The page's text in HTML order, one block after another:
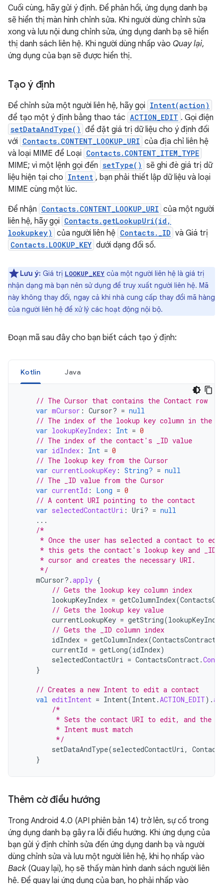
Cuối cùng, hãy gửi ý định. Để phản hồi, ứng dụng danh bạ
sẽ hiển thị màn hình chỉnh sửa. Khi người dùng chỉnh sửa
xong và lưu nội dung chỉnh sửa, ứng dụng danh bạ sẽ hiển
thị danh sách liên hệ. Khi người dùng nhấp vào Quay lại,
ứng dụng của bạn sẽ được hiển thị.
Tạo ý định
Để chỉnh sửa một người liên hệ, hãy gọi Intent(action)
để tạo một ý định bằng thao tác ACTION_EDIT . Gọi điện
setDataAndType() để đặt giá trị dữ liệu cho ý định đối
với Contacts.CONTENT_LOOKUP_URI của địa chỉ liên hệ
và loại MIME để Loại Contacts.CONTENT_ITEM_TYPE
MIME; vì một lệnh gọi đến setType() sẽ ghi đè giá trị dữ
liệu hiện tại cho Intent , bạn phải thiết lập dữ liệu và loại
MIME cùng một lúc.
Để nhận Contacts.CONTENT_LOOKUP_URI của một người
liên hệ, hãy gọi Contacts.getLookupUri(id,
lookupkey) của người liên hệ Contacts._ID và Giá trị
Contacts.LOOKUP_KEY dưới dạng đối số.
Lưu ý: Giá trị LOOKUP_KEY của một người liên hệ là giá trị
nhận dạng mà bạn nên sử dụng để truy xuất người liên hệ. Mã
này không thay đổi, ngay cả khi nhà cung cấp thay đổi mã hàng
của người liên hệ để xử lý các hoạt động nội bộ.
Đoạn mã sau đây cho bạn biết cách tạo ý định:
Kotlin Java
// The Cursor that contains the Contact row
var mCursor : Cursor? = null
// The index of the lookup key column in the
var lookupKeyIndex : Int = 0
// The index of the contact's _ID value
var idIndex : Int = 0
// The lookup key from the Cursor
var currentLookupKey : String? = null
// The _ID value from the Cursor
var currentId : Long = 0
// A content URI pointing to the contact
var selectedContactUri : Uri? = null
...
/*
* Once the user has selected a contact to
* this gets the contact's lookup key and _ID
     * cursor and creates the necessary URI.
     */
mCursor?.apply {
// Gets the lookup key column index
lookupKeyIndex = getColumnIndex(
// Gets the lookup key value
currentLookupKey = getString(
// Gets the _ID column index
idIndex = getColumnIndex(ContactsContract
currentId = getLong(idIndex)
selectedContactUri = ContactsContract.
}
// Creates a new Intent to edit a contact
val editIntent = Intent(Intent.ACTION_EDIT).
/*
* Sets the contact URI to edit, and the
         * Intent must match
         */
setDataAndType(selectedContactUri,
}
Thêm cờ điều hướng
Trong Android 4.0 (API phiên bản 14) trở lên, sự cố trong
ứng dụng danh bạ gây ra lỗi điều hướng. Khi ứng dụng của
bạn gửi ý định chỉnh sửa đến ứng dụng danh bạ và người
dùng chỉnh sửa và lưu một người liên hệ, khi họ nhấp vào
Back(Quay lại), họ sẽ thấy màn hình danh sách người liên
hệ. Để quay lại ứng dụng của bạn, họ phải nhấp vào